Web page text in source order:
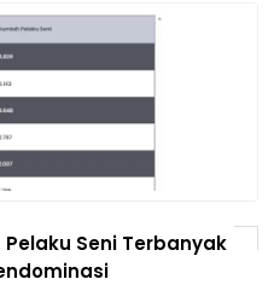
Seni Terbanyak